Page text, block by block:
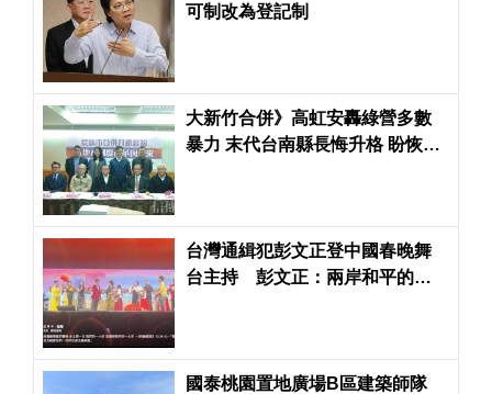
可制改為登記制
大新竹合併》高虹安轟綠營多數
暴力 末代台南縣長悔升格 盼恢復
台灣通緝犯彭文正登中國春晚舞
台主持 彭文正：兩岸和平的一
國泰桃園置地廣場B區建築師隊